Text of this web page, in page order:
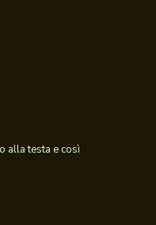
alla testa e così